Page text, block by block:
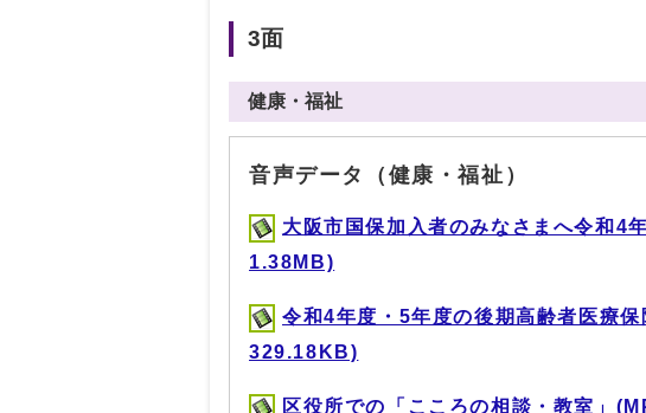
3面
健康・福祉
音声データ（健康・福祉）
大阪市国保加入者のみなさまへ令和4
1.38MB)
令和4年度・5年度の後期高齢者医療
329.18KB)
区役所での「こころの相談・教室」